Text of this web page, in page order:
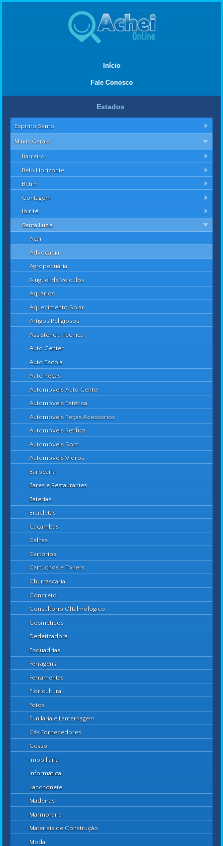
Início
Fale Conosco
Estados
Espírito Santo
Minas Gerais
Barreiro
Belo Horizonte
Betim
Contagem
Ibirité
Santa Luzia
Açaí
Advocacia
Agropecuária
Aluguel de Veículos
Aquários
Aquecimento Solar
Artigos Religiosos
Assistência Técnica
Auto Center
Auto Escola
Auto Peças
Automóveis Auto Center
Automóveis Estética
Automóveis Peças Acessórios
Automóveis Retífica
Automóveis Som
Automóveis Vidros
Barbearia
Bares e Restaurantes
Baterias
Bicicletas
Caçambas
Calhas
Cartórios
Cartuchos e Toners
Churrascaria
Concreto
Consultório Oftalmológico
Cosméticos
Dedetizadora
Esquadrias
Ferragens
Ferramentas
Floricultura
Fotos
Funilaria e Lanternagem
Gás Fornecedores
Gesso
Imobiliária
Informática
Lanchonete
Madeiras
Marmoraria
Materiais de Construção
Moda